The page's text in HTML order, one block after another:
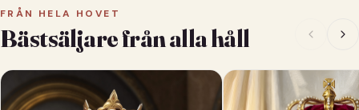
FRÅN HELA HOVET
Bästsäljare från alla håll